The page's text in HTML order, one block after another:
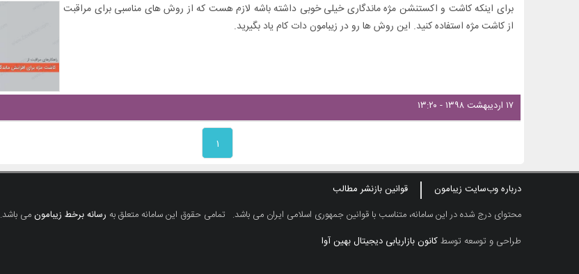
برای اینکه کاشت و اکستنشن مژه ماندگاری خیلی خوبی داشته باشه لازم هست که از روش های مناسبی برای مراقبت
از کاشت مژه استفاده کنید. این روش ها رو در زیبامون دات کام یاد بگیرید.
۱۷ اردیبهشت ۱۳۹۸ - ۱۳:۲۰
۱
درباره وب‌سایت زیبامون
قوانین بازنشر مطالب
محتوای درج شده در این سامانه، متناسب با قوانین جمهوری اسلامی ایران می باشد. تمامی حقوق این سامانه متعلق به رسانه برخط زیبامونمی باشد.
طراحی و توسعه توسطکانون بازاریابی دیجیتال بهین آوا